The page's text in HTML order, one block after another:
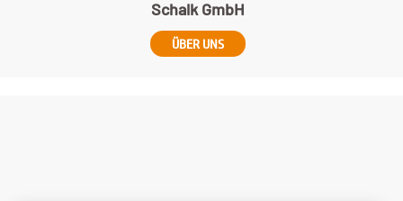
Schalk GmbH
ÜBER UNS